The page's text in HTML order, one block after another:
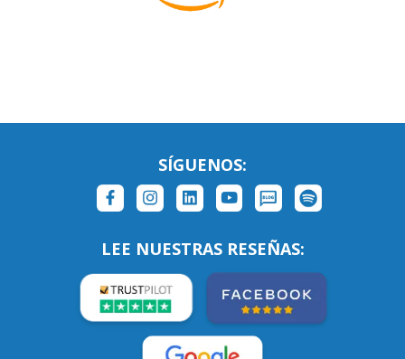
SÍGUENOS:
LEE NUESTRAS RESEÑAS: